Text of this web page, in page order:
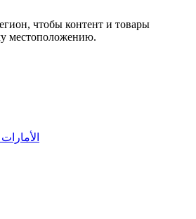
чтобы контент и товары
местоположению.